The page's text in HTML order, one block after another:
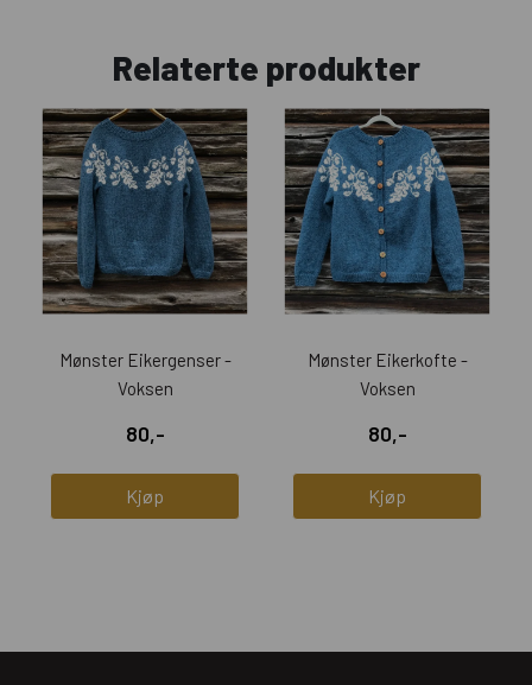
Relaterte produkter
Mønster Eikergenser -
Voksen
80,-
Kjøp
Mønster Eikerkofte -
Voksen
80,-
Kjøp